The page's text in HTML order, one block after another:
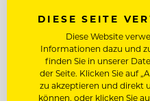
DIESE SEITE
Diese Website
Informationen dazu und
finden Sie in unserer
der Seite. Klicken Sie auf
zu akzeptieren und direkt
können, oder klicken Sie